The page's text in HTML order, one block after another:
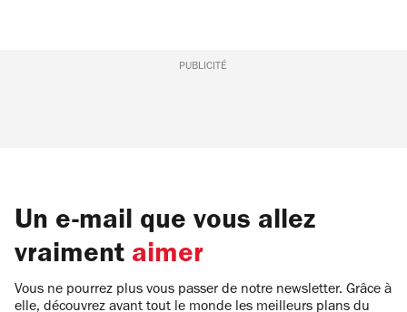
PUBLICITÉ
Un e-mail que vous allez
vraiment aimer
Vous ne pourrez plus vous passer de notre newsletter. Grâce à
elle, découvrez avant tout le monde les meilleurs plans du